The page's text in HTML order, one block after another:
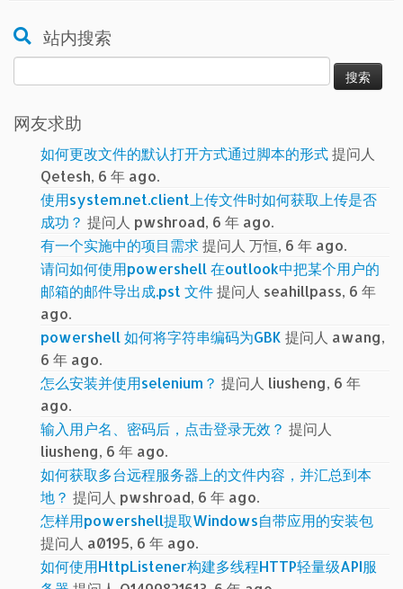
站内搜索
索：
网友求助
如何更改文件的默认打开方式通过脚本的形式提问人
Qetesh, 6 年 ago.
使用system.net.client上传文件时如何获取上传是否
成功？ 提问人 pwshroad, 6 年 ago.
有一个实施中的项目需求提问人 万恒, 6 年 ago.
请问如何使用powershell 在outlook中把某个用户的
邮箱的邮件导出成.pst 文件提问人 seahillpass, 6 年
ago.
powershell 如何将字符串编码为GBK 提问人 awang,
6 年 ago.
怎么安装并使用selenium？ 提问人 liusheng, 6 年
ago.
输入用户名、密码后，点击登录无效？ 提问人
liusheng, 6 年 ago.
如何获取多台远程服务器上的文件内容，并汇总到本
地？ 提问人 pwshroad, 6 年 ago.
怎样用powershell提取Windows自带应用的安装包
提问人 a0195, 6 年 ago.
如何使用HttpListener构建多线程HTTP轻量级API服